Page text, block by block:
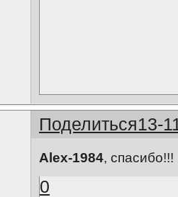
Поделиться13-
Alex-1984, спасибо!!!
0